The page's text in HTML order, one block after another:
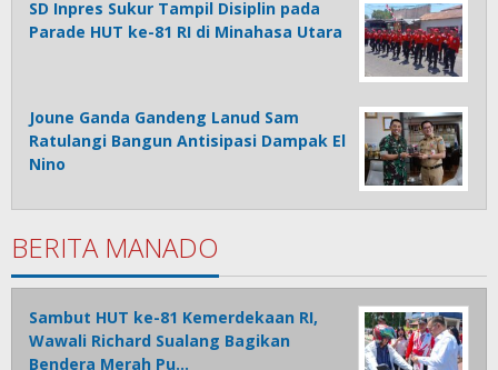
SD Inpres Sukur Tampil Disiplin pada
Parade HUT ke-81 RI di Minahasa Utara
Joune Ganda Gandeng Lanud Sam
Ratulangi Bangun Antisipasi Dampak El
Nino
BERITA MANADO
Sambut HUT ke-81 Kemerdekaan RI,
Wawali Richard Sualang Bagikan
Bendera Merah Pu…